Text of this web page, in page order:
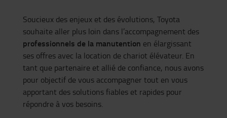
Soucieux des enjeux et des évolutions, Toyota
souhaite aller plus loin dans l’accompagnement des
professionnels de la manutention en élargissant
ses offres avec la location de chariot élévateur. En
tant que partenaire et allié de confiance, nous avons
pour objectif de vous accompagner tout en vous
apportant des solutions fiables et rapides pour
répondre à vos besoins.